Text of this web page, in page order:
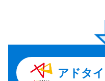
アドタ